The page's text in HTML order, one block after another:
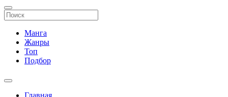
Манга
Жанры
Топ
Подбор
Главная